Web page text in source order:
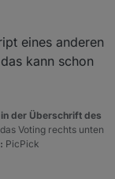
htmlOut =
htmlOut =
htmlOut =
htmlOut =
eines anderen
kann schon
der Überschrift des
Voting rechts unten
PicPick